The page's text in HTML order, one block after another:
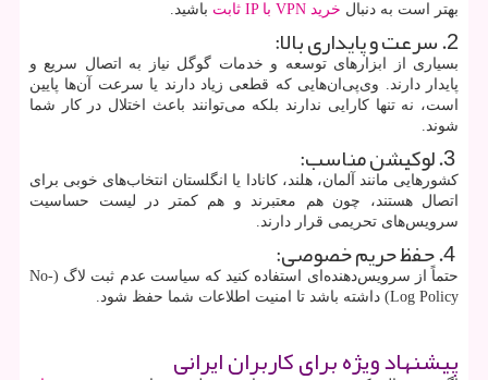
بهتر است به دنبال خرید VPN با IP ثابت باشید.
2. سرعت و پایداری بالا:
بسیاری از ابزارهای توسعه و خدمات گوگل نیاز به اتصال سریع و
پایدار دارند. وی‌پی‌ان‌هایی که قطعی زیاد دارند یا سرعت آن‌ها پایین
است، نه تنها کارایی ندارند بلکه می‌توانند باعث اختلال در کار شما
شوند.
کشورهایی مانند آلمان، هلند، کانادا یا انگلستان انتخاب‌های خوبی برای
اتصال هستند، چون هم معتبرند و هم کمتر در لیست حساسیت
سرویس‌های تحریمی قرار دارند.
حتماً از سرویس‌دهنده‌ای استفاده کنید که سیاست عدم ثبت لاگ (No-
Log Policy) داشته باشد تا امنیت اطلاعات شما حفظ شود.
پیشنهاد ویژه برای کاربران ایرانی